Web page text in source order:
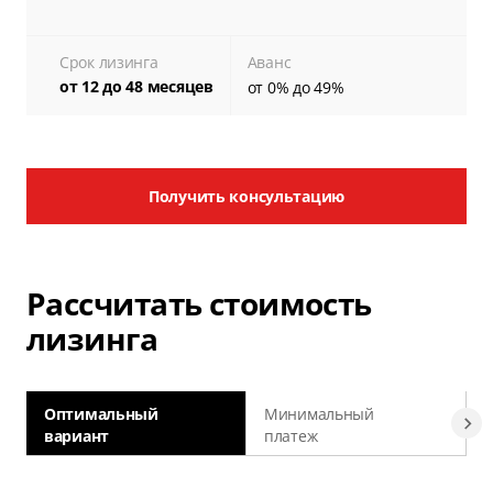
Срок лизинга
от 12 до 48 месяцев
Аванс
от 0% до 49%
Получить консультацию
Рассчитать стоимость
лизинга
Оптимальный
вариант
Минимальный
платеж